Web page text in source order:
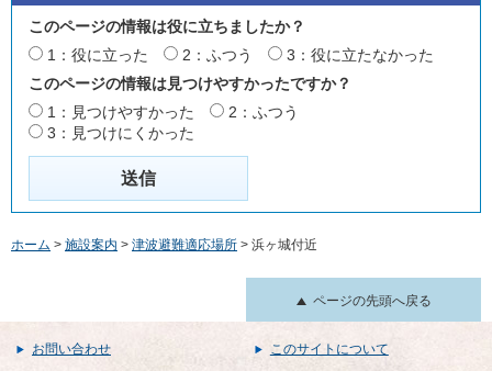
このページの情報は役に立ちましたか？
1：役に立った
2：ふつう
3：役に立たなかった
このページの情報は見つけやすかったですか？
1：見つけやすかった
2：ふつう
3：見つけにくかった
ホーム > 施設案内 > 津波避難適応場所 > 浜ヶ城付近
ページの先頭へ戻る
お問い合わせ このサイトについて